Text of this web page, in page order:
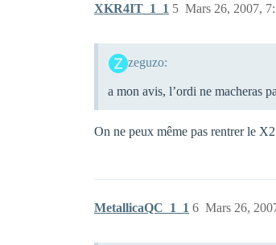
XKR4IT_1_1 Mars 26, 2007,
5
zeguzo:
a mon avis, l’ordi ne macheras
On ne peux même pas rentrer le
MetallicaQC_1_1 Mars 26,
6